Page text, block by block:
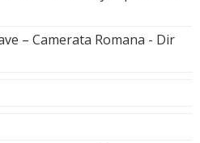
– Camerata Romana - Dir